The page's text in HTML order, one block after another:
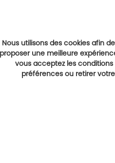
Nous utilisons des cookies afin
proposer une meilleure
vous acceptez les
préférences ou retirer
vite on l'oublie. Quand les
; et en termes de
sur un green synthétique ! »
du mont Granier, dans ce
les lieux de